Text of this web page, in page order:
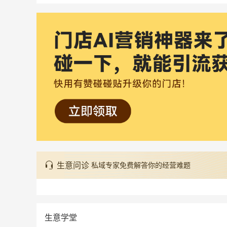
生意问诊 私域专家免费解答你的经营难题
生意学堂